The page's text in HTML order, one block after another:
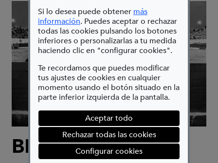
Si lo desea puede obtener más
información(Abre en nueva ventana)
. Puedes aceptar o rechazar
todas las cookies pulsando los botones
inferiores o personalizarlas a tu medida
haciendo clic en "configurar cookies".
Te recordamos que puedes modificar
tus ajustes de cookies en cualquier
momento usando el botón situado en la
parte inferior izquierda de la pantalla.
Aceptar todo
Rechazar todas las cookies
Configurar cookies(abre en ventana
BENITO ROMÁN